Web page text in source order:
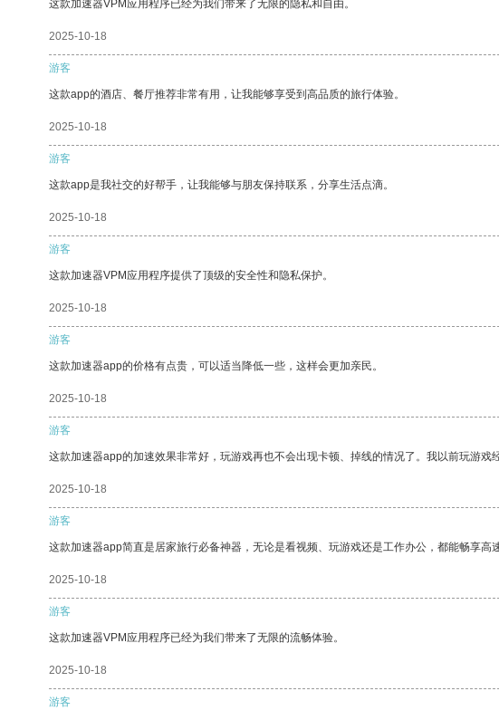
这款加速器VPM应用程序已经为我们带来了无限的隐私和自由。
2025-10-18
游客
这款app的酒店、餐厅推荐非常有用，让我能够享受到高品质的旅行体验。
2025-10-18
游客
这款app是我社交的好帮手，让我能够与朋友保持联系，分享生活点滴。
2025-10-18
游客
这款加速器VPM应用程序提供了顶级的安全性和隐私保护。
2025-10-18
游客
这款加速器app的价格有点贵，可以适当降低一些，这样会更加亲民。
2025-10-18
游客
这款加速器app的加速效果非常好，玩游戏再也不会出现卡顿、掉线的情况了。我以前玩游戏
2025-10-18
游客
这款加速器app简直是居家旅行必备神器，无论是看视频、玩游戏还是工作办公，都能畅享
2025-10-18
游客
这款加速器VPM应用程序已经为我们带来了无限的流畅体验。
2025-10-18
游客